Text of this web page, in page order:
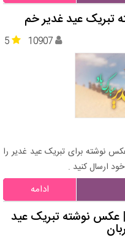
تبریک عید غدیر خم
5 10907
نوشته برای تبریک عید غدیر را
ارسال کنید .
ادامه
| عکس نوشته تبریک عید